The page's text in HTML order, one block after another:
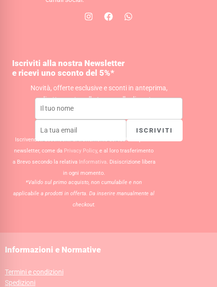
I
g
r
a
m
F
a
o
o
k
W
Iscriviti alla nostra Newsletter
e ricevi uno sconto del 5%*
Novità, offerte esclusive e sconti in anteprima,
direttamente nella tua casella di posta.
ISCRIVITI
Iscrivendoti acconsenti al trattamento dei tuoi dati per la
newsletter, come da Privacy Policy, e al loro trasferimento
a Brevo secondo la relativa Informativa . Disiscrizione libera
in ogni momento.
*Valido sul primo acquisto, non cumulabile e non
applicabile a prodotti in offerta. Da inserire manualmente al
checkout.
Informazioni e Normative
Termini e condizioni
Spedizioni